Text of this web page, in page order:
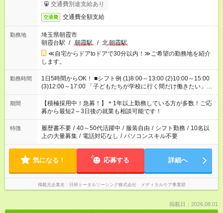
交通費別途支給あり
交通費 交通費全額支給
勤務地
埼玉県朝霞市
朝霞台駅 / 朝霞駅 / 北朝霞駅
≪自宅からドアtoドアで30分以内！≫ご希望の勤務地を紹介
します。
勤務時間
1日5時間からOK！ ■シフト例 (1)8:00～13:00 (2)10:00～15:00
(3)12:00～17:00 「子どもたちが学校に行く間だけ働きたい」
「余裕を持って夕飯の準備がしたい」 「午前中は働いて、午後
はプライベートの時間にしたい」 など、ご希望を教えてくださ
いね。 ※Wワーク希望の方へ 今ご覧のお仕事で希望する勤務時
間と、もう1つのお仕事の勤務時間。 合計で週40時間を超える
場合は応募できません。
期間
【積極採用中！急募！】＊1年以上勤務している方が多数！ご応
募から最短2～3日後の就業も相談可能です！
特徴 履歴書不要 / 40～50代活躍中 / 服装自由 / シフト勤務 / 10名以
上の大量募集 / 電話対応なし / パソコンスキル不要
気になる！ 応募する 詳細へ
掲載元企業名 日研トータルソーシング株式会社 メディカルケア事業部
掲載日：2026.08.01